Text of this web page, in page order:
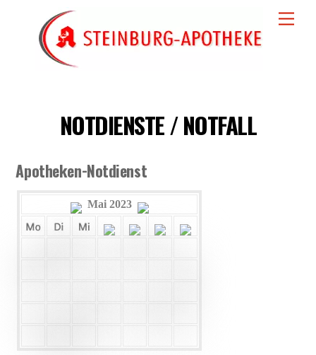
content
NOTDIENSTE / NOTFALL
Apotheken-Notdienst
Mai 2023